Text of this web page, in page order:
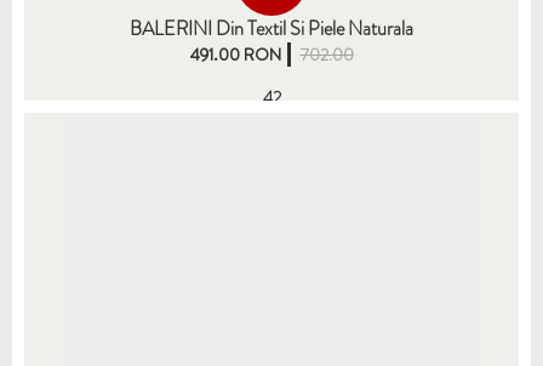
BALERINI Din Textil Si Piele Naturala
491.00 RON
702.00
42